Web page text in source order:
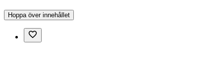
Hoppa över innehållet